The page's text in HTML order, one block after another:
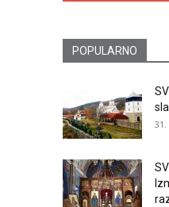
POPULARNO
31.